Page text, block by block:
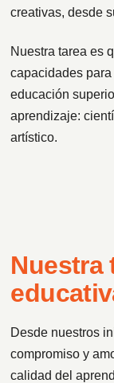
creativas, desde
Nuestra tarea es
capacidades
educación
aprendizaje:
artístico.
Nuestra
Desde nuestros
compromiso y
calidad del